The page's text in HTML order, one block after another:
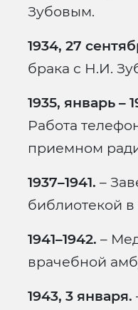
Зубовым.
1934, 27
брака с Н.И.
1935, январь –
Работа
приемном
1937–1941. –
библиотекой в
1941–1942. –
врачебной
1943, 3 января.